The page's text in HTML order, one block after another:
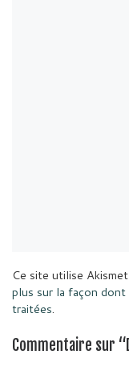
Ce site utilise
plus sur la façon
traitées.
Commentaire sur